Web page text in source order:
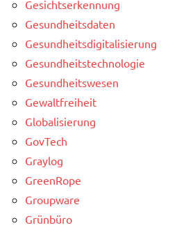
Gesichtserkennung
Gesundheitsdaten
Gesundheitsdigitalisierung
Gesundheitstechnologie
Gesundheitswesen
Gewaltfreiheit
Globalisierung
GovTech
Graylog
GreenRope
Groupware
Grünbüro